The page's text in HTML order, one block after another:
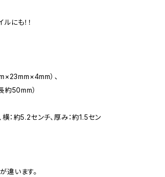
にも！！
）、
約50mm）
：約5.2センチ、厚み：約1.5セン
違います。